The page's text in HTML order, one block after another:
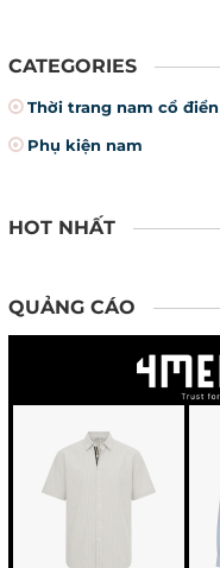
CATEGORIES
Thời trang nam cổ điển
Phụ kiện nam
HOT NHẤT
QUẢNG CÁO